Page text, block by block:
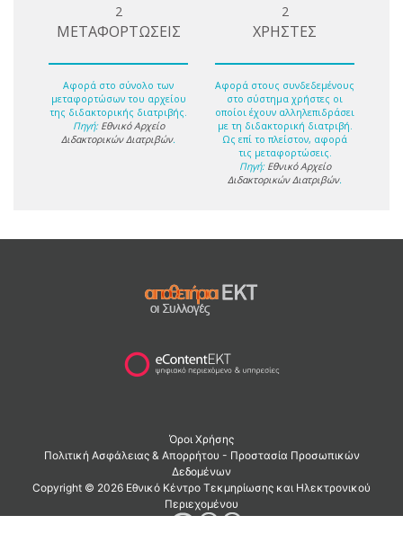
2
ΜΕΤΑΦΟΡΤΩΣΕΙΣ
Αφορά στο σύνολο των
μεταφορτώσων του αρχείου
της διδακτορικής διατριβής.
Πηγή: Εθνικό Αρχείο
Διδακτορικών Διατριβών.
2
ΧΡΗΣΤΕΣ
Αφορά στους συνδεδεμένους
στο σύστημα χρήστες οι
οποίοι έχουν αλληλεπιδράσει
με τη διδακτορική διατριβή.
Ως επί το πλείστον, αφορά
τις μεταφορτώσεις.
Πηγή: Εθνικό Αρχείο
Διδακτορικών Διατριβών.